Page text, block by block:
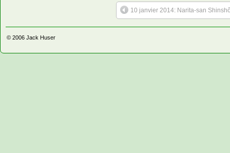
10 janvier 2014: Narita-san
© 2006 Jack Huser